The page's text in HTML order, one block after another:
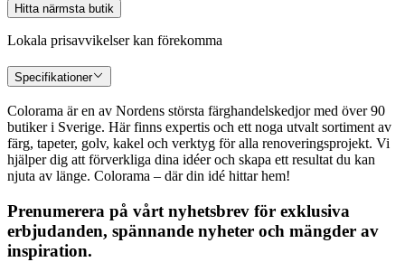
Hitta närmsta butik
Lokala prisavvikelser kan förekomma
Specifikationer
Colorama är en av Nordens största färghandelskedjor med över 90
butiker i Sverige. Här finns expertis och ett noga utvalt sortiment av
färg, tapeter, golv, kakel och verktyg för alla renoveringsprojekt. Vi
hjälper dig att förverkliga dina idéer och skapa ett resultat du kan
njuta av länge. Colorama – där din idé hittar hem!
Prenumerera på vårt nyhetsbrev för exklusiva
erbjudanden, spännande nyheter och mängder av
inspiration.